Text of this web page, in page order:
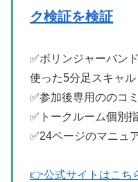
ク検証を検証
✅ボリンジャーバン
使った5分足スキャル
✅参加後専用ののコ
✅トークルーム個別
✅24ページのマニュ
👉公式サイトはこち